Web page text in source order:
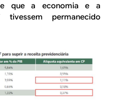
que a economia e a
permanecido